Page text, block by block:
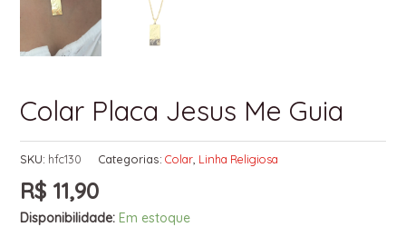
Colar Placa Jesus Me Guia
SKU: hfc130 Categorias: Colar, Linha Religiosa
R$11,90
Disponibilidade: Em estoque